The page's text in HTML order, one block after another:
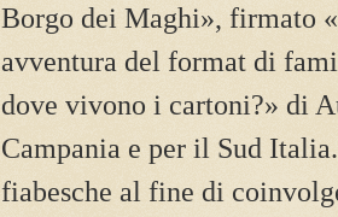
Borgo dei Maghi», firmato
avventura del format di
dove vivono i cartoni?» di
Campania e per il Sud
fiabesche al fine di